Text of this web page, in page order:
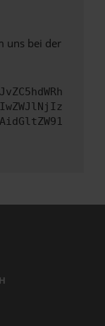
uns bei der